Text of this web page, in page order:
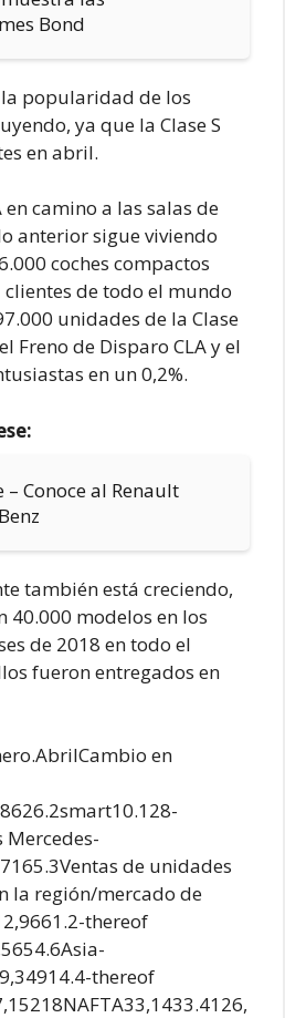
Bond
popularidad de los
ya que la Clase S
en abril.
en camino a las salas de
anterior sigue viviendo
coches compactos
de todo el mundo
unidades de la Clase
Freno de Disparo CLA y el
en un 0,2%.
Conoce al Renault
también está creciendo,
40.000 modelos en los
de 2018 en todo el
fueron entregados en
en
Mercedes-
de unidades
la región/mercado de
thereof
thereof